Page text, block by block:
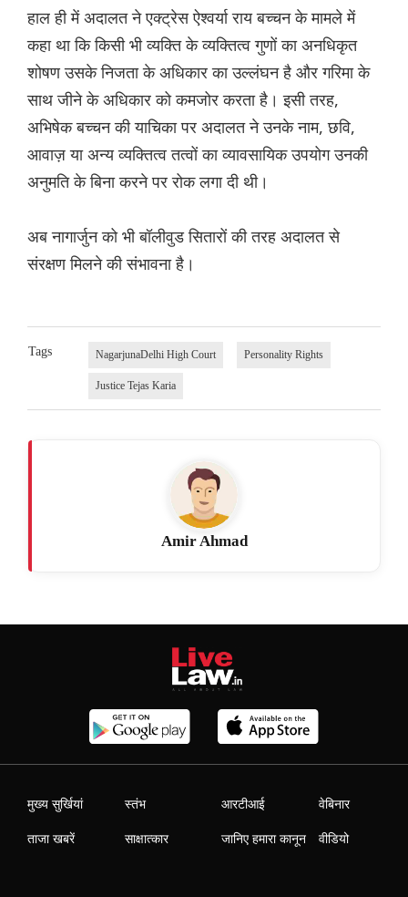
हाल ही में अदालत ने एक्ट्रेस ऐश्वर्या राय बच्चन के मामले में
कहा था कि किसी भी व्यक्ति के व्यक्तित्व गुणों का अनधिकृत
शोषण उसके निजता के अधिकार का उल्लंघन है और गरिमा के
साथ जीने के अधिकार को कमजोर करता है। इसी तरह,
अभिषेक बच्चन की याचिका पर अदालत ने उनके नाम, छवि,
आवाज़ या अन्य व्यक्तित्व तत्वों का व्यावसायिक उपयोग उनकी
अनुमति के बिना करने पर रोक लगा दी थी।
अब नागार्जुन को भी बॉलीवुड सितारों की तरह अदालत से
संरक्षण मिलने की संभावना है।
Tags NagarjunaDelhi High Court Personality Rights
Justice Tejas Karia
Amir Ahmad
मुख्य सुर्खियां
ताजा खबरें
स्तंभ
साक्षात्कार
आरटीआई
जानिए हमारा कानून
वेबिनार
वीडियो